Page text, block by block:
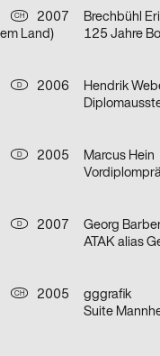
CH
2007
Land)
Brechbühl
125 Jahre
D
2006
Hendrik
D
2005
Marcus Hein
D
2007
Georg
ATAK alias
CH
2005
gggrafik
Suite